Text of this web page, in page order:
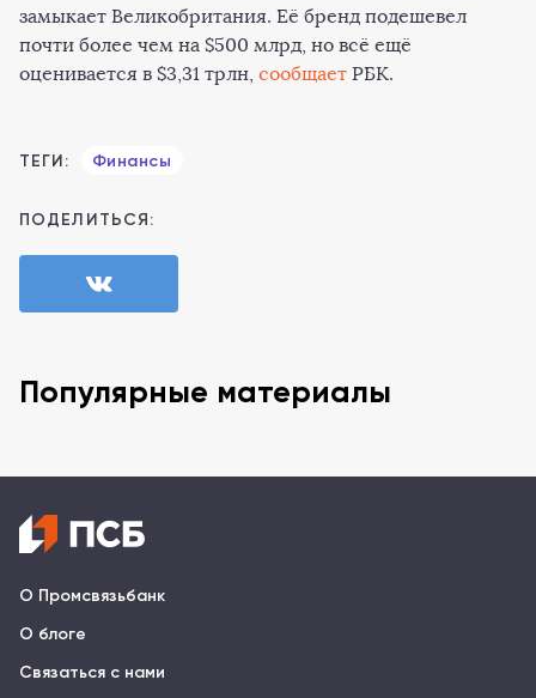
замыкает Великобритания. Её бренд подешевел
почти более чем на $500 млрд, но всё ещё
оценивается в $3,31 трлн, сообщает РБК.
ТЕГИ: Финансы
ПОДЕЛИТЬСЯ:
Популярные материалы
О Промсвязьбанк
О блоге
Связаться с нами